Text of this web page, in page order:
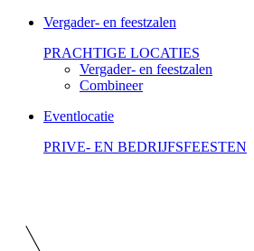
Vergader- en feestzalen
PRACHTIGE LOCATIES
Vergader- en feestzalen
Combineer
Eventlocatie
PRIVE- EN BEDRIJFSFEESTEN